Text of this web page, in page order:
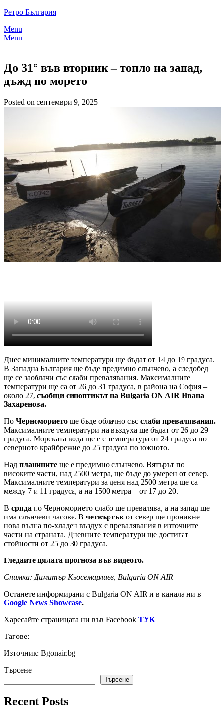
Skip
content
Ретро България
Menu
Menu
До 31° във вторник – топло на запад,
дъжд по морето
Posted on септември 9, 2025
Днес минималните температури ще бъдат от 14 до 19 градуса.
В Западна България ще бъде предимно слънчево, а следобед
ще се заоблачи със слаби превалявания. Максималните
температури ще са от 26 до 31 градуса, в района на София –
около 27, съобщи синоптикът на Bulgaria ON AIR Ивана
Захаренова.
По Черноморието ще бъде облачно със слаби превалявания.
Максималните температури на въздуха ще бъдат от 26 до 29
градуса. Морската вода ще е с температура от 24 градуса по
северното крайбрежие до 25 градуса по южното.
Над планините ще е предимно слънчево. Вятърът по
високите части, над 2500 метра, ще бъде до умерен от север.
Максималните температури за деня над 2500 метра ще са
между 7 и 11 градуса, а на 1500 метра – от 17 до 20.
В сряда по Черноморието слабо ще превалява, а на запад ще
има слънчеви часове. В четвъртък от север ще проникне
нова вълна по-хладен въздух с превалявания в източните
части на страната. Дневните температури ще достигат
стойности от 25 до 30 градуса.
Гледайте цялата прогноза във видеото.
Снимка: Димитър Кьосемарлиев, Bulgaria ON AIR
Останете информирани с Bulgaria ON AIR и в канала ни в
Google News Showcase.
Харесайте страницата ни във Facebook ТУК
Тагове:
Източник: Bgonair.bg
Търсене
Търсене
Recent Posts